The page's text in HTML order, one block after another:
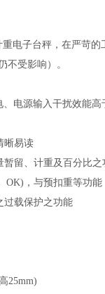
电子台秤，在严苛
不受影响）。
电源输入干扰效能高
晰易读
留、计重及百分比之
OK)，与预扣重等功能
过载保护之功能
25mm)